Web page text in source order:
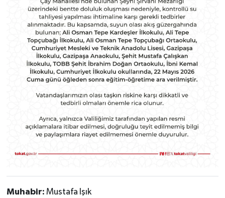
Muhabir: Mustafa Işık